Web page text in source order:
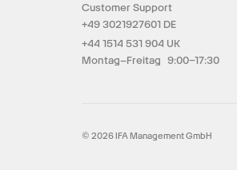
Customer Support
+49 3021927601 DE
+44 1514 531 904 UK
Montag–Freitag 9:00–17:30
© 2026 IFA Management GmbH